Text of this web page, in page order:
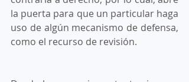
la puerta para que un particular haga
uso de algún mecanismo de defensa,
como el recurso de revisión.